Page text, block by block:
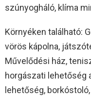
szúnyogháló, klíma
Környéken található:
vörös kápolna,
Művelődési ház,
horgászati lehetőség
lehetőség,